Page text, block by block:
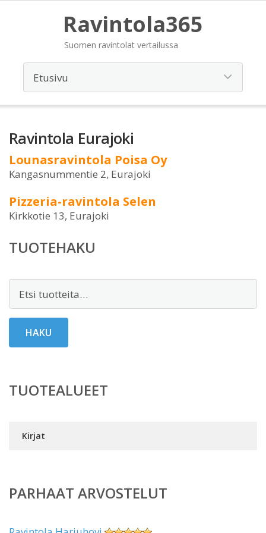
Ravintola365
Suomen ravintolat vertailussa
Ravintola Eurajoki
Lounasravintola Poisa Oy
Kangasnummentie 2, Eurajoki
Pizzeria-ravintola Selen
Kirkkotie 13, Eurajoki
TUOTEHAKU
HAKU
TUOTEALUEET
Kirjat
PARHAAT ARVOSTELUT